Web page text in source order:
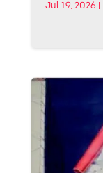
Jul 19, 2026